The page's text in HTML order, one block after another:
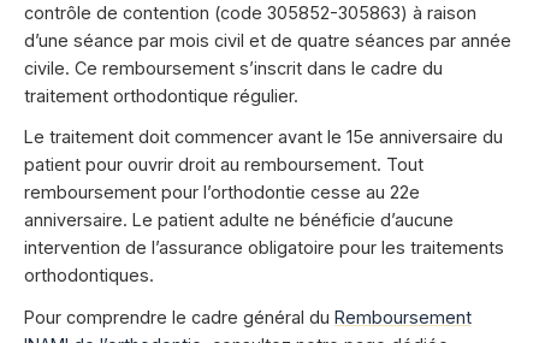
contrôle de contention (code 305852-305863) à raison
d’une séance par mois civil et de quatre séances par année
civile. Ce remboursement s’inscrit dans le cadre du
traitement orthodontique régulier.
Le traitement doit commencer avant le 15e anniversaire du
patient pour ouvrir droit au remboursement. Tout
remboursement pour l’orthodontie cesse au 22e
anniversaire. Le patient adulte ne bénéficie d’aucune
intervention de l’assurance obligatoire pour les traitements
orthodontiques.
Pour comprendre le cadre général du Remboursement